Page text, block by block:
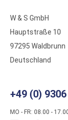
W & S GmbH
Hauptstraße 10
97295 Waldbrunn
Deutschland
+49 (0)
MO - FR: 08.00 -